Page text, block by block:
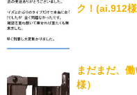
ク！(ai.912
まだまだ、
様）